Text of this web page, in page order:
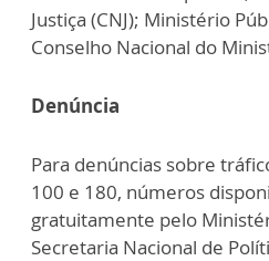
Justiça (CNJ); Ministério
Conselho Nacional do
Denúncia
Para denúncias sobre
100 e 180, números
gratuitamente pelo
Secretaria Nacional de